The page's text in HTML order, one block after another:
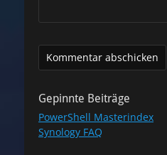
Gepinnte Beiträge
PowerShell Masterindex
Synology FAQ